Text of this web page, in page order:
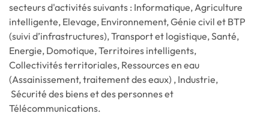
secteurs d'activités suivants : Informatique, Agriculture
intelligente, Elevage, Environnement, Génie civil et BTP
(suivi d’infrastructures), Transport et logistique, Santé,
Energie, Domotique, Territoires intelligents,
Collectivités territoriales, Ressources en eau
(Assainissement, traitement des eaux) , Industrie,
Sécurité des biens et des personnes et
Télécommunications.